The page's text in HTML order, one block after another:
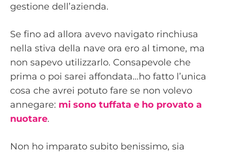
gestione dell’azienda.
Se fino ad allora avevo navigato rinchiusa
nella stiva della nave ora ero al timone, ma
non sapevo utilizzarlo. Consapevole che
prima o poi sarei affondata…ho fatto l’unica
cosa che avrei potuto fare se non volevo
annegare: mi sono tuffata e ho provato a
nuotare.
Non ho imparato subito benissimo, sia